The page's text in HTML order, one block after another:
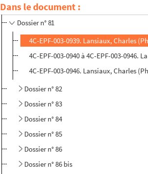
Dans le document :
Dossier n° 80
Dossier n° 81
4C-EPF-003-0939. Lansiaux, Charles
4C-EPF-003-0940 à 4C-EPF-003-0946.
4C-EPF-003-0946. Lansiaux, Charles
Dossier n° 82
Dossier n° 83
Dossier n° 84
Dossier n° 85
Dossier n° 86
Dossier n° 86 bis